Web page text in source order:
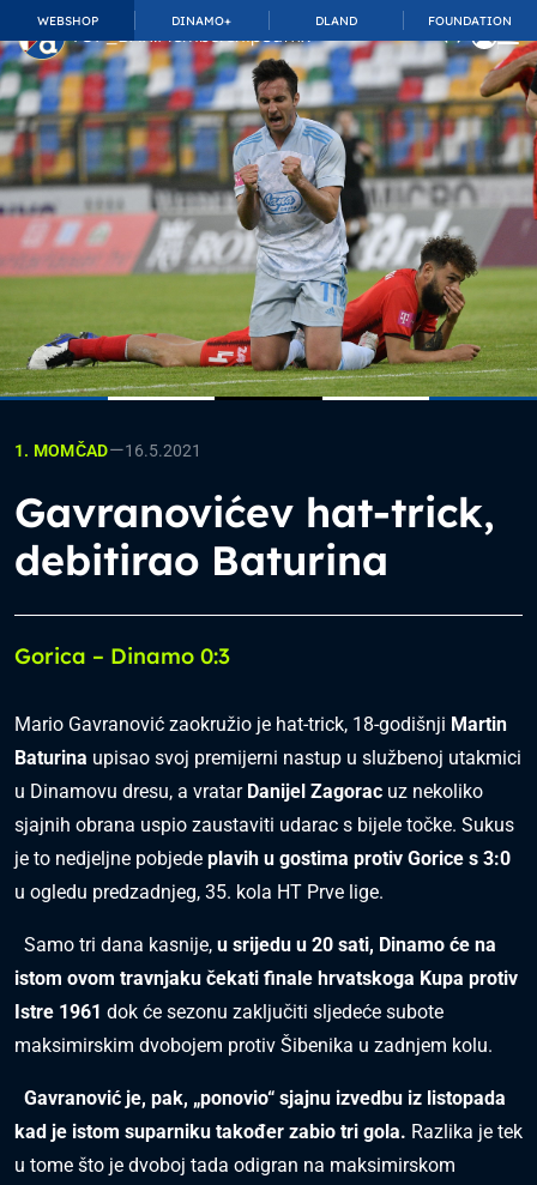
WEBSHOP DINAMO+ DLAND FOUNDATION
TOP_BAR.MembershipSuffix
1. MOMČAD—16.5.2021
Gavranovićev hat-trick,
debitirao Baturina
Gorica – Dinamo 0:3
Mario Gavranović zaokružio je hat-trick, 18-godišnji Martin
Baturina upisao svoj premijerni nastup u službenoj utakmici
u Dinamovu dresu, a vratar Danijel Zagorac uz nekoliko
sjajnih obrana uspio zaustaviti udarac s bijele točke. Sukus
je to nedjeljne pobjede plavih u gostima protiv Gorice s 3:0
u ogledu predzadnjeg, 35. kola HT Prve lige.
Samo tri dana kasnije, u srijedu u 20 sati, Dinamo će na
istom ovom travnjaku čekati finale hrvatskoga Kupa protiv
Istre 1961 dok će sezonu zaključiti sljedeće subote
maksimirskim dvobojem protiv Šibenika u zadnjem kolu.
Gavranović je, pak, „ponovio“ sjajnu izvedbu iz listopada
kad je istom suparniku također zabio tri gola. Razlika je tek
u tome što je dvoboj tada odigran na maksimirskom